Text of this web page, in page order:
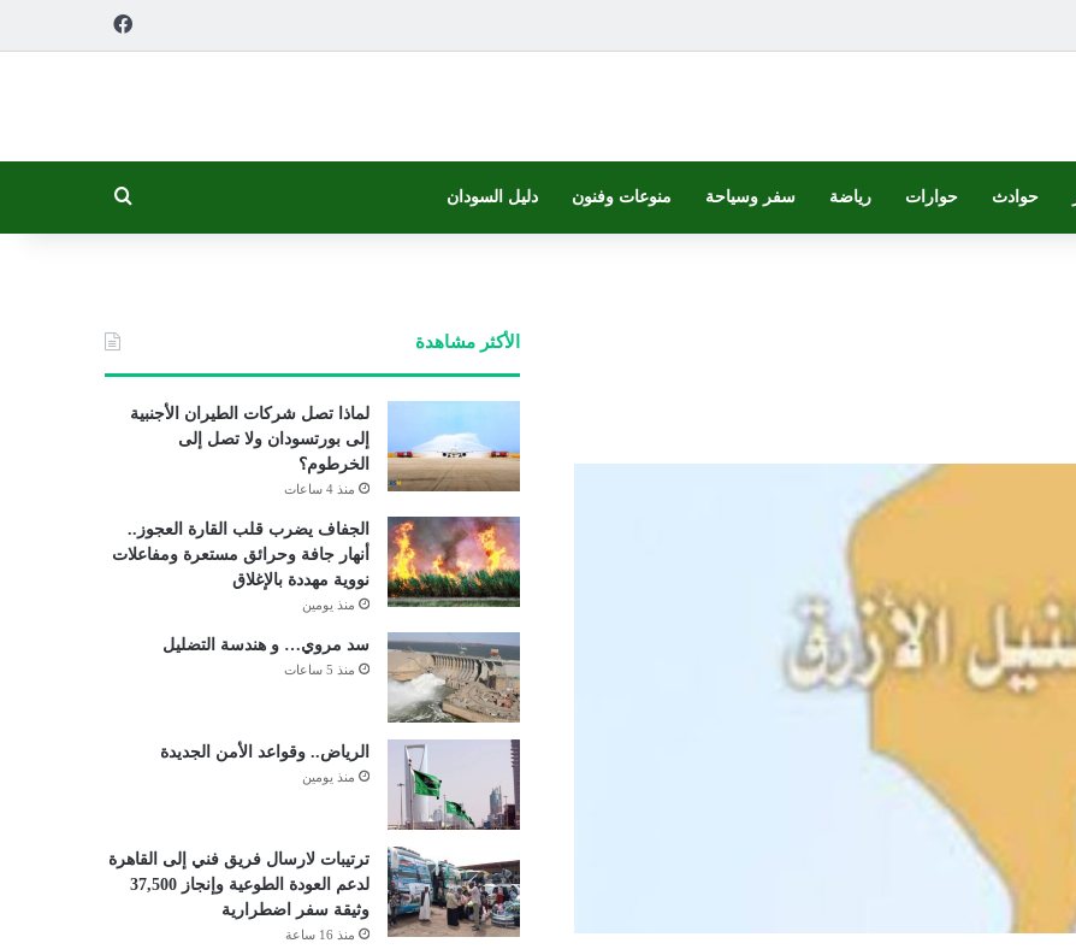
حوادث حوارات رياضة سفر وسياحة منوعات وفنون دليل السودان
الأكثر مشاهدة
لماذا تصل شركات الطيران الأجنبية
إلى بورتسودان ولا تصل إلى
الخرطوم؟
منذ 4 ساعات
الجفاف يضرب قلب القارة العجوز..
أنهار جافة وحرائق مستعرة ومفاعلات
نووية مهددة بالإغلاق
منذ يومين
سد مروي… و هندسة التضليل
منذ 5 ساعات
الرياض.. وقواعد الأمن الجديدة
منذ يومين
ترتيبات لارسال فريق فني إلى القاهرة
لدعم العودة الطوعية وإنجاز 37,500
وثيقة سفر اضطرارية
منذ 16 ساعة